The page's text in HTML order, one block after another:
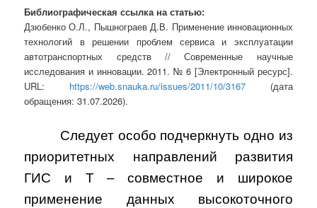
Библиографическая ссылка на статью:
Дзюбенко О.Л., Пышнограев Д.В. Применение инновационных
технологий в решении проблем сервиса и эксплуатации
автотранспортных средств // Современные научные
исследования и инновации. 2011. № 6 [Электронный ресурс].
URL: https://web.snauka.ru/issues/2011/10/3167 (дата
обращения: 31.07.2026).
Следует особо подчеркнуть одно из
приоритетных направлений развития
ГИС и Т – совместное и широкое
применение данных высокоточного